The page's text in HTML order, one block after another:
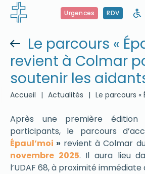
Urgences RDV
Le parcours «
revient à Colmar
soutenir les
Accueil | Actualités | Le parcours
Après une première
participants, le parcours
Épaul’moi » revient à Colmar
novembre 2025. Il aura lieu
l’UDAF 68, à proximité immédiate